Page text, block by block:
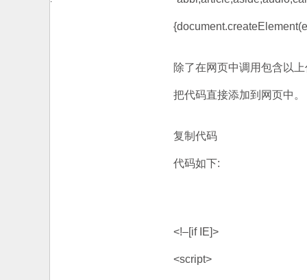
除了在网页中调用包含以
把代码直接添加到网页中。
复制代码
代码如下:
<!–[if IE]>
<script>